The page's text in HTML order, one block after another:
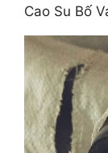
Cao Su Bố